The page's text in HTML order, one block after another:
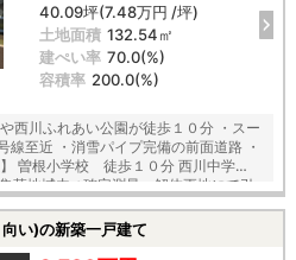
40.09坪(7.48万円 /坪)
土地面積 132.54㎡
建ぺい率 70.0(%)
容積率 200.0(%)
西川ふれあい公園が徒歩１０分 ・スー
至近 ・消雪パイプ完備の前面道路 ・
い)の新築一戸建て